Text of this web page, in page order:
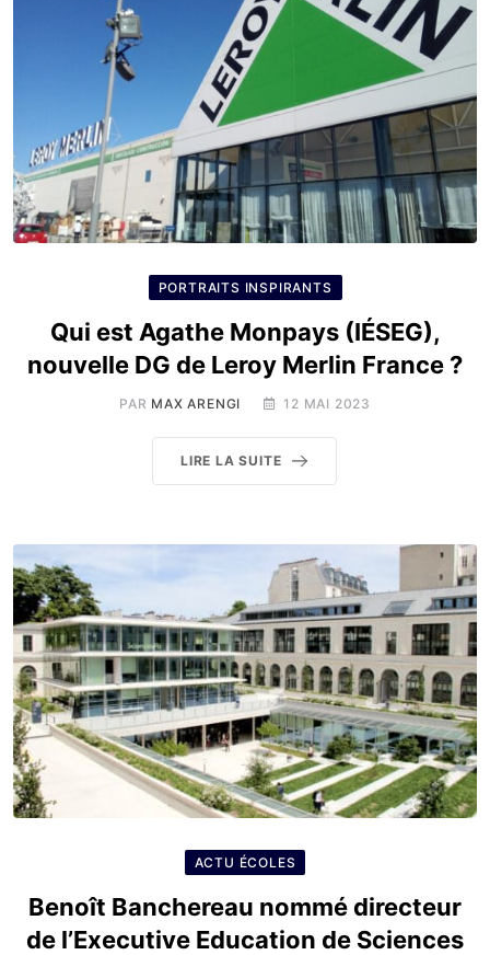
PORTRAITS INSPIRANTS
Qui est Agathe Monpays (IÉSEG),
nouvelle DG de Leroy Merlin France ?
PAR MAX ARENGI 12 MAI 2023
LIRE LA SUITE
ACTU ÉCOLES
Benoît Banchereau nommé directeur
de l’Executive Education de Sciences